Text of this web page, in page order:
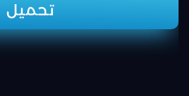
تحميل